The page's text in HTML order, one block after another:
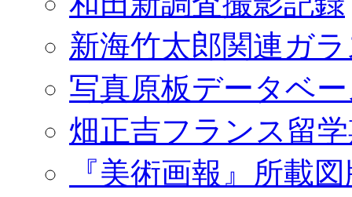
新海竹太郎関連ガ
写真原板データベ
畑正吉フランス留
『美術画報』所載